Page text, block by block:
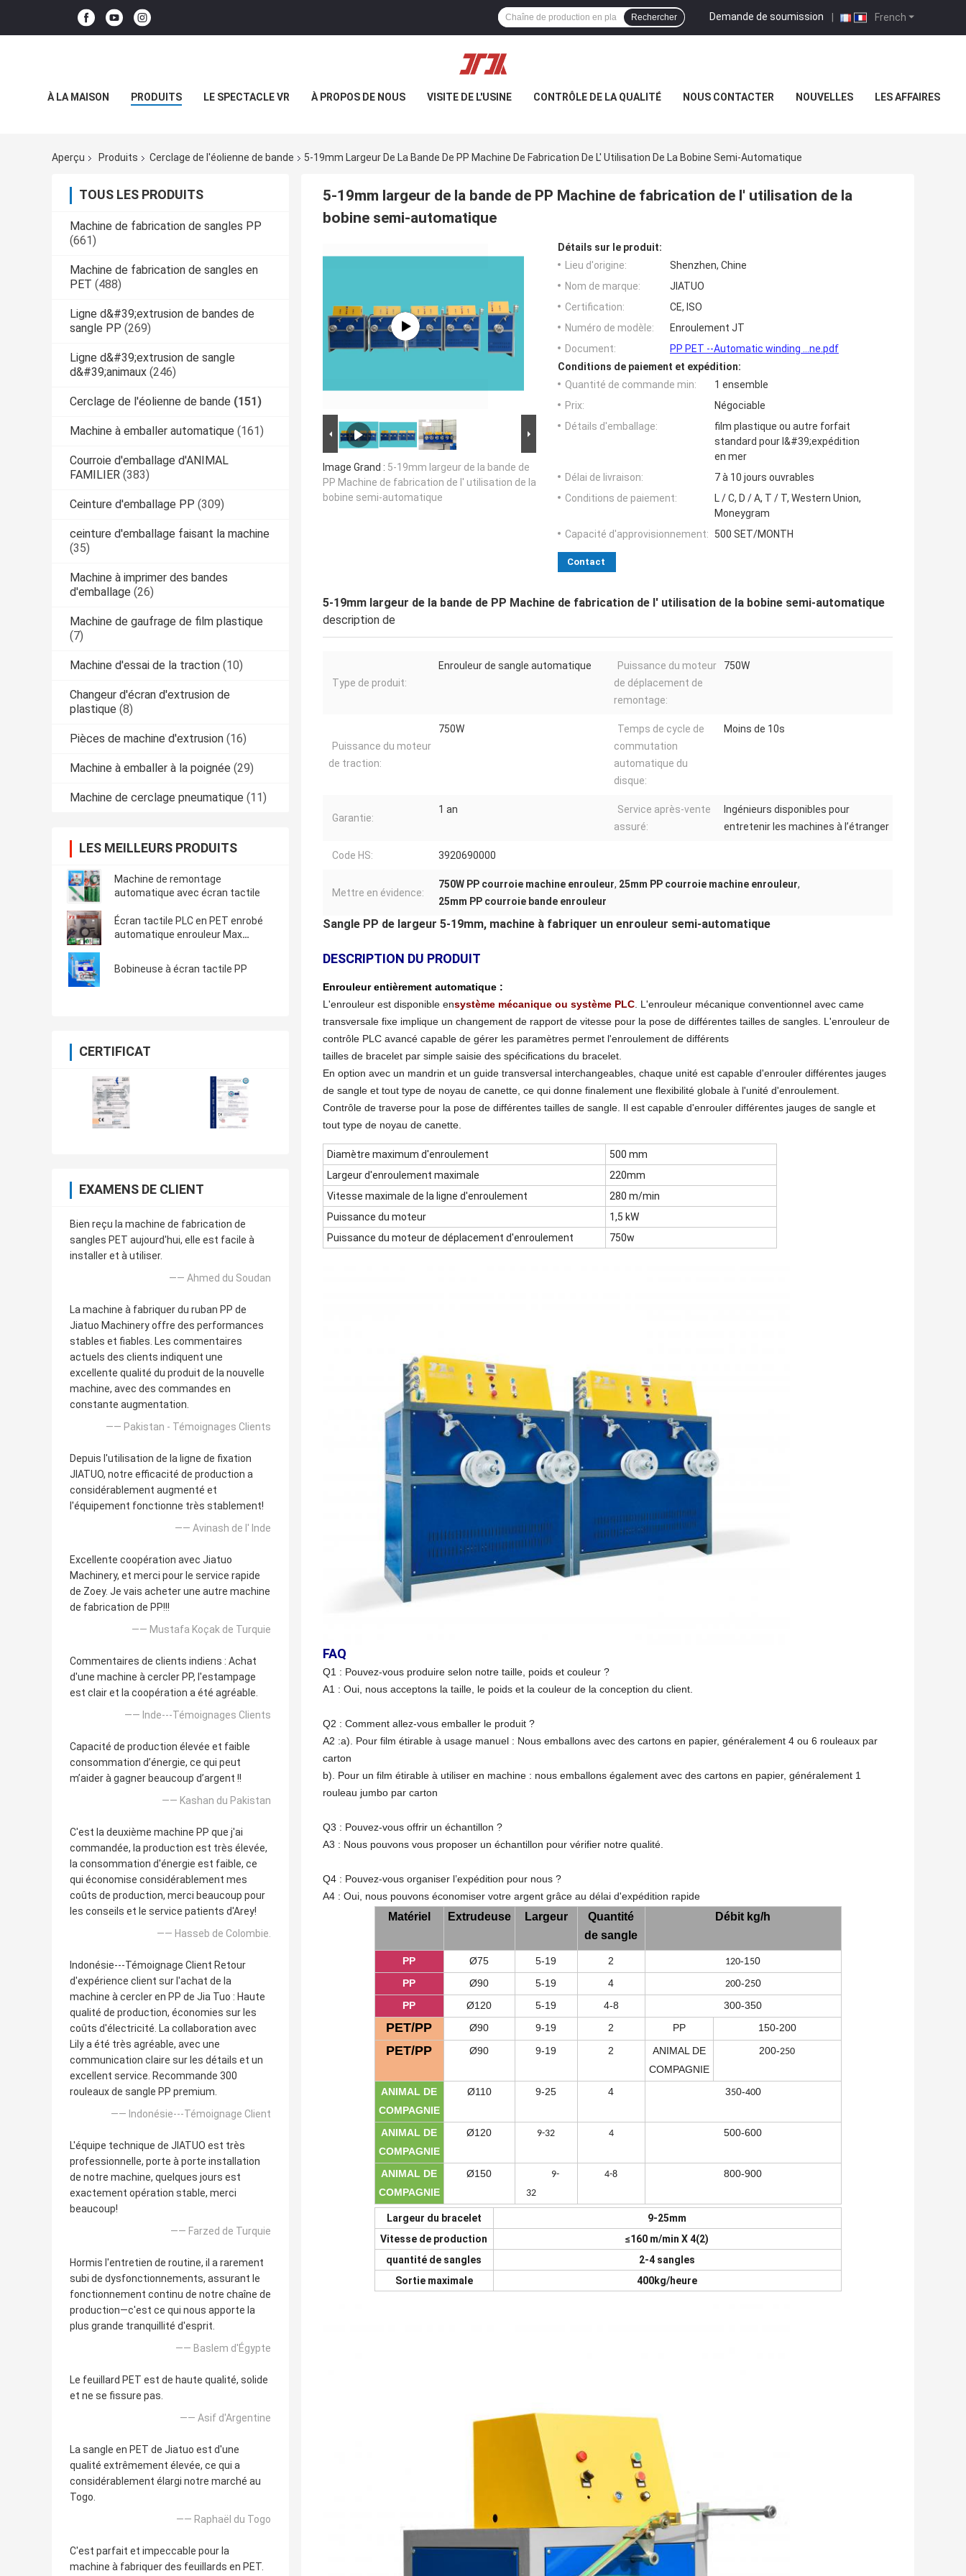
French
Demande de soumission |
Rechercher
À LA MAISON PRODUITS LE SPECTACLE VR À PROPOS DE NOUS VISITE DE L'USINE CONTRÔLE DE LA QUALITÉ NOUS CONTACTER NOUVELLES LES AFFAIRES
Aperçu Produits Cerclage de l'éolienne de bande 5-19mm Largeur De La Bande De PP Machine De Fabrication De L' Utilisation De La Bobine Semi-Automatique
TOUS LES PRODUITS
Machine de fabrication de sangles PP
(661)
Machine de fabrication de sangles en
PET (488)
Ligne d&#39;extrusion de bandes de
sangle PP (269)
Ligne d&#39;extrusion de sangle
d&#39;animaux (246)
Cerclage de l'éolienne de bande (151)
Machine à emballer automatique (161)
Courroie d'emballage d'ANIMAL
FAMILIER (383)
Ceinture d'emballage PP (309)
ceinture d'emballage faisant la machine
(35)
Machine à imprimer des bandes
d'emballage (26)
Machine de gaufrage de film plastique
(7)
Machine d'essai de la traction (10)
Changeur d'écran d'extrusion de
plastique (8)
Pièces de machine d'extrusion (16)
Machine à emballer à la poignée (29)
Machine de cerclage pneumatique (11)
LES MEILLEURS PRODUITS
Machine de remontage
automatique avec écran tactile
Écran tactile PLC en PET enrobé
automatique enrouleur Max
Bobineuse à écran tactile PP
CERTIFICAT
EXAMENS DE CLIENT
Bien reçu la machine de fabrication de
sangles PET aujourd'hui, elle est facile à
installer et à utiliser.
—— Ahmed du Soudan
La machine à fabriquer du ruban PP de
Jiatuo Machinery offre des performances
stables et fiables. Les commentaires
actuels des clients indiquent une
excellente qualité du produit de la nouvelle
machine, avec des commandes en
constante augmentation.
—— Pakistan - Témoignages Clients
Depuis l'utilisation de la ligne de fixation
JIATUO, notre efficacité de production a
considérablement augmenté et
l'équipement fonctionne très stablement!
—— Avinash de l' Inde
Excellente coopération avec Jiatuo
Machinery, et merci pour le service rapide
de Zoey. Je vais acheter une autre machine
de fabrication de PP!!!
—— Mustafa Koçak de Turquie
Commentaires de clients indiens : Achat
d'une machine à cercler PP, l'estampage
est clair et la coopération a été agréable.
—— Inde---Témoignages Clients
Capacité de production élevée et faible
consommation d’énergie, ce qui peut
m’aider à gagner beaucoup d’argent !!
—— Kashan du Pakistan
C'est la deuxième machine PP que j'ai
commandée, la production est très élevée,
la consommation d'énergie est faible, ce
qui économise considérablement mes
coûts de production, merci beaucoup pour
les conseils et le service patients d'Arey!
—— Hasseb de Colombie.
Indonésie---Témoignage Client Retour
d'expérience client sur l'achat de la
machine à cercler en PP de Jia Tuo : Haute
qualité de production, économies sur les
coûts d'électricité. La collaboration avec
Lily a été très agréable, avec une
communication claire sur les détails et un
excellent service. Recommande 300
rouleaux de sangle PP premium.
—— Indonésie---Témoignage Client
L'équipe technique de JIATUO est très
professionnelle, porte à porte installation
de notre machine, quelques jours est
exactement opération stable, merci
beaucoup!
—— Farzed de Turquie
Hormis l'entretien de routine, il a rarement
subi de dysfonctionnements, assurant le
fonctionnement continu de notre chaîne de
production—c'est ce qui nous apporte la
plus grande tranquillité d'esprit.
—— Baslem d'Égypte
Le feuillard PET est de haute qualité, solide
et ne se fissure pas.
—— Asif d'Argentine
La sangle en PET de Jiatuo est d'une
qualité extrêmement élevée, ce qui a
considérablement élargi notre marché au
Togo.
—— Raphaël du Togo
C'est parfait et impeccable pour la
machine à fabriquer des feuillards en PET.
5-19mm largeur de la bande de PP Machine de fabrication de l' utilisation de la
bobine semi-automatique
Image Grand : 5-19mm largeur de la bande de
PP Machine de fabrication de l' utilisation de la
bobine semi-automatique
Détails sur le produit:
Lieu d'origine:
Shenzhen, Chine
Nom de marque:
JIATUO
Certification:
CE, ISO
Numéro de modèle:
Enroulement JT
Document:
PP PET --Automatic winding ...ne.pdf
Conditions de paiement et expédition:
Quantité de commande min:
1 ensemble
Prix:
Négociable
Détails d'emballage:
film plastique ou autre forfait
standard pour l&#39;expédition
en mer
Délai de livraison:
7 à 10 jours ouvrables
Conditions de paiement:
L / C, D / A, T / T, Western Union,
Moneygram
Capacité d'approvisionnement:
500 SET/MONTH
Contact
5-19mm largeur de la bande de PP Machine de fabrication de l' utilisation de la bobine semi-automatique
description de
Type de produit:
Enrouleur de sangle automatique
Puissance du moteur
de déplacement de
remontage:
750W
Puissance du moteur
de traction:
750W
Temps de cycle de
commutation
automatique du
disque:
Moins de 10s
Garantie:
1 an
Service après-vente
assuré:
Ingénieurs disponibles pour
entretenir les machines à l’étranger
Code HS: 3920690000
Mettre en évidence:
750W PP courroie machine enrouleur, 25mm PP courroie machine enrouleur,
25mm PP courroie bande enrouleur
Sangle PP de largeur 5-19mm, machine à fabriquer un enrouleur semi-automatique
DESCRIPTION DU PRODUIT
Enrouleur entièrement automatique :
L'enrouleur est disponible ensystème mécanique ou système PLC. L'enrouleur mécanique conventionnel avec came
transversale fixe implique un changement de rapport de vitesse pour la pose de différentes tailles de sangles. L'enrouleur de
contrôle PLC avancé capable de gérer les paramètres permet l'enroulement de différents
tailles de bracelet par simple saisie des spécifications du bracelet.
En option avec un mandrin et un guide transversal interchangeables, chaque unité est capable d'enrouler différentes jauges
de sangle et tout type de noyau de canette, ce qui donne finalement une flexibilité globale à l'unité d'enroulement.
Contrôle de traverse pour la pose de différentes tailles de sangle. Il est capable d'enrouler différentes jauges de sangle et
tout type de noyau de canette.
Diamètre maximum d'enroulement
500 mm
Largeur d'enroulement maximale
220mm
Vitesse maximale de la ligne d'enroulement
280 m/min
Puissance du moteur
1,5 kW
Puissance du moteur de déplacement d'enroulement
750w
FAQ
Q1 : Pouvez-vous produire selon notre taille, poids et couleur ?
A1 : Oui, nous acceptons la taille, le poids et la couleur de la conception du client.
Q2 : Comment allez-vous emballer le produit ?
A2 :a). Pour film étirable à usage manuel : Nous emballons avec des cartons en papier, généralement 4 ou 6 rouleaux par
carton
b). Pour un film étirable à utiliser en machine : nous emballons également avec des cartons en papier, généralement 1
rouleau jumbo par carton
Q3 : Pouvez-vous offrir un échantillon ?
A3 : Nous pouvons vous proposer un échantillon pour vérifier notre qualité.
Q4 : Pouvez-vous organiser l’expédition pour nous ?
A4 : Oui, nous pouvons économiser votre argent grâce au délai d'expédition rapide
Matériel Extrudeuse Largeur
Quantité
de sangle
Débit kg/h
PP Ø75 5-19 2 120-1 50
PP
Ø90 5-19 4 200-250
PP
Ø120 5-19 4-8 300-350
PET/PP Ø90 9-19 2 PP 150-200
PET/PP Ø90 9-19 2
ANIMAL DE
COMPAGNIE
200-250
ANIMAL DE
COMPAGNIE
Ø110 9-25 4 350-400
ANIMAL DE
COMPAGNIE
Ø120 9-32 4 500-600
ANIMAL DE
COMPAGNIE
Ø150
9-
32
4-8 800-900
Largeur du bracelet
9-25mm
Vitesse de production
≤160 m/min X 4(2)
quantité de sangles
2-4 sangles
Sortie maximale
400kg/heure